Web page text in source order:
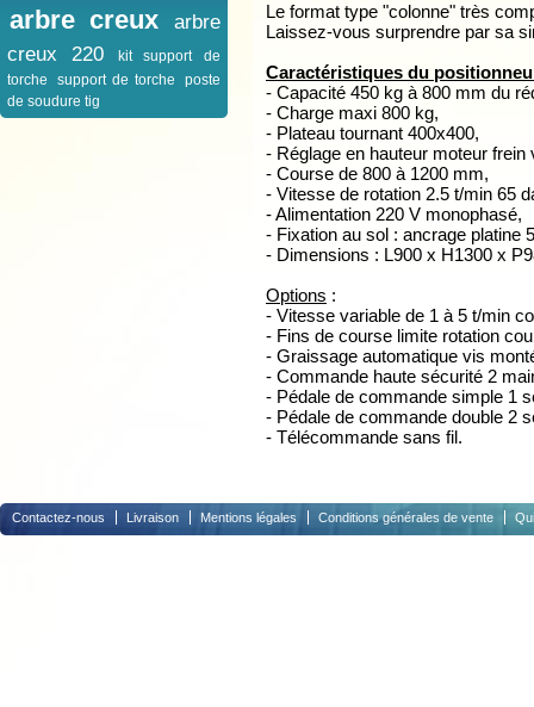
arbre creux
arbre
creux 220
kit support de
torche
support de torche
poste
de soudure tig
Le format type "colonne" très
Laissez-vous surprendre par sa
Caractéristiques du
- Capacité 450 kg à 800 mm du
- Charge maxi 800 kg,
- Plateau tournant 400x400,
- Réglage en hauteur moteur frein
- Course de 800 à 1200 mm,
- Vitesse de rotation 2.5 t/min 65
- Alimentation 220 V monophasé,
- Fixation au sol : ancrage platine
- Dimensions : L900 x H1300 x
Options :
- Vitesse variable de 1 à 5 t/min
- Fins de course limite rotation
- Graissage automatique vis
- Commande haute sécurité 2
- Pédale de commande simple 1
- Pédale de commande double 2
- Télécommande sans fil.
Contactez-nous Livraison Mentions légales Conditions générales de vente